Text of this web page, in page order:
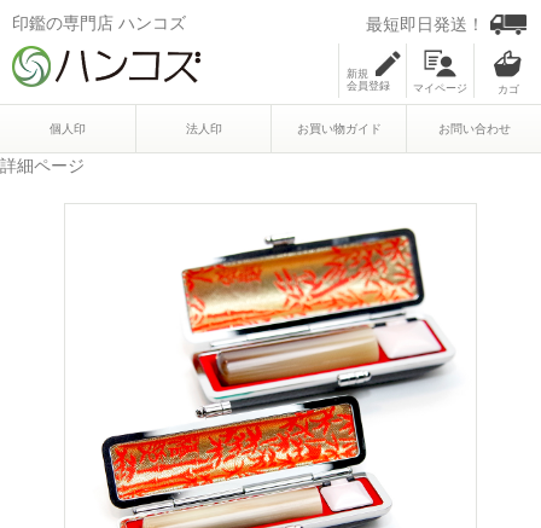
印鑑の専門店 ハンコズ 最短即日発送！
新規
会員登録
マイページ
個人印 法人印 お買い物ガイド お問い合わせ
詳細ページ